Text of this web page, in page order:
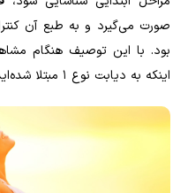
صورت می‌گیرد و به طبع آن
بود. با این توصیف هنگام
اینکه به دیابت نوع 1 مبتلا شده‌اید، سریعاً به پزشک مراجعه کنید.